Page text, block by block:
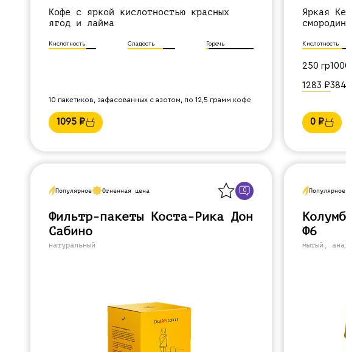
Кофе с яркой кислотностью красных
ягод и лайма
Кислотность Сладость Горечь
10 пакетиков, зафасованных с азотом, по 12,5 грамм кофе
1095 ₽
Яркая
Кислотность
250 гр
1283 ₽
0 ₽
Популярное Огненная цена 0
Фильтр-пакеты Коста-Рика Дон
Сабино
натуральный
Популярное
Ф6
мытый,